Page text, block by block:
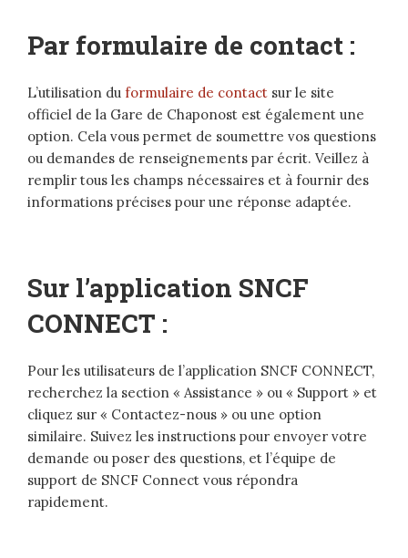
Par formulaire de contact :
L’utilisation du formulaire de contact sur le site
officiel de la Gare de Chaponost est également une
option. Cela vous permet de soumettre vos questions
ou demandes de renseignements par écrit. Veillez à
remplir tous les champs nécessaires et à fournir des
informations précises pour une réponse adaptée.
Sur l’application SNCF
CONNECT :
Pour les utilisateurs de l’application SNCF CONNECT,
recherchez la section « Assistance » ou « Support » et
cliquez sur « Contactez-nous » ou une option
similaire. Suivez les instructions pour envoyer votre
demande ou poser des questions, et l’équipe de
support de SNCF Connect vous répondra
rapidement.